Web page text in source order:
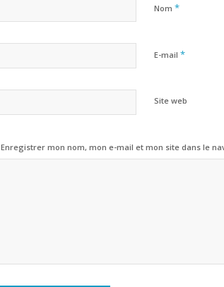
Nom *
E-mail *
Site web
Enregistrer mon nom, mon e-mail et mon site dans le